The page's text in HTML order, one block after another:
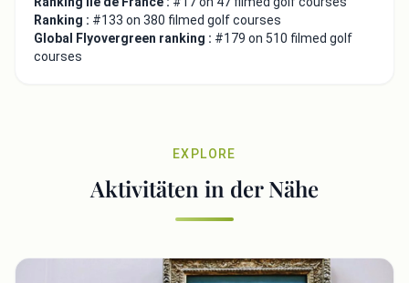
Ranking : #133 on 380 filmed golf courses
Global Flyovergreen ranking : #179 on 510 filmed golf
courses
EXPLORE
Aktivitäten in der Nähe